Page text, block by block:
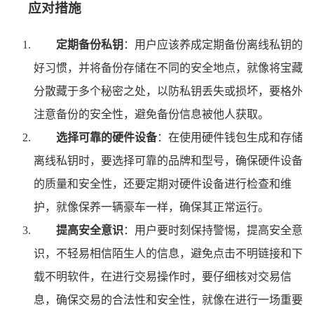
应对措施
定期备份私钥 ：用户应该养成定期备份离线私钥的
好习惯，并将备份存储在不同的安全地点，就像将宝藏
分散藏于多个秘密之处，以防私钥丢失或损坏，要格外
注意备份的安全性，避免备份信息被他人获取。
选择可靠的硬件设备：在使用硬件钱包生成和存储
离线私钥时，要选择可靠的品牌和型号，确保硬件设备
的质量和安全性，还要定期对硬件设备进行检查和维
护，就像保养一辆豪车一样，确保其正常运行。
提高安全意识 ：用户要时刻保持警惕，提高安全意
识，不轻易相信陌生人的信息，避免点击不明链接和下
载不明软件，在进行交易操作时，要仔细核对交易信
息，确保交易的合法性和安全性，就像在进行一场重要